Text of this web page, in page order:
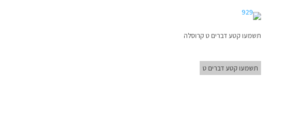
תשמעו קטע דברים ט קרוסלה
תשמעו קטע דברים ט